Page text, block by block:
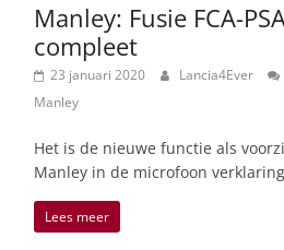
Manley: Fusie FCA-
compleet
23 januari 2020 Lancia4Ever
Manley
Het is de nieuwe functie als
Manley in de microfoon
Lees meer